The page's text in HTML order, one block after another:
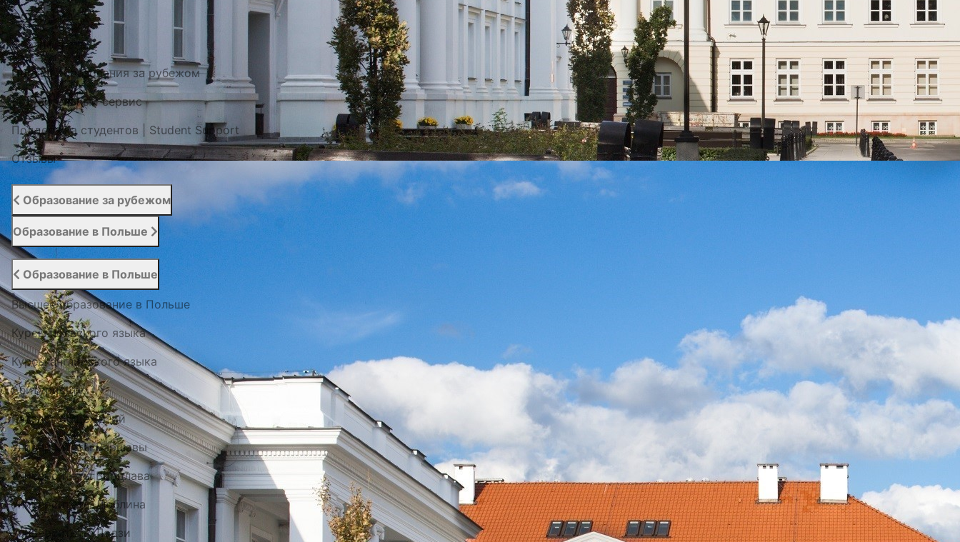
Фото / Видео
Cертификаты
Портал образования за рубежом
Вступительный сервис
Поддержка студентов | Student Support
Отзывы
Образование за рубежом
Образование в Польше
Образование в Польше
Высшее образование в Польше
Курсы польского языка
Курсы английского языка
Абитуриенту
Каталог общежитий
Университеты Варшавы
Университеты Вроцлава
Университеты Люблина
Университеты Лодзи